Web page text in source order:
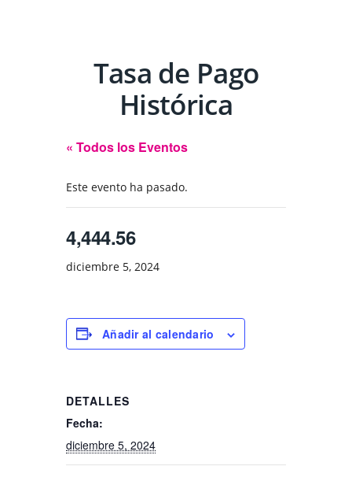
Tasa de Pago
Histórica
« Todos los Eventos
Este evento ha pasado.
4,444.56
diciembre 5, 2024
Añadir al calendario
DETALLES
Fecha:
diciembre 5, 2024